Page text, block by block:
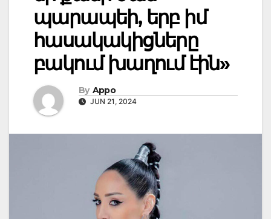
պարապեի, երբ իմ
հասակակիցները
բակում խաղում էին»
By Appo
JUN 21, 2024